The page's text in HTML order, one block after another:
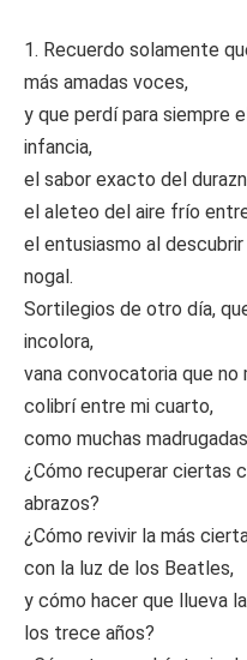
1. Recuerdo solamente
más amadas voces,
y que perdí para siempre
infancia,
el sabor exacto del
el aleteo del aire frío
el entusiasmo al
nogal.
Sortilegios de otro día,
incolora,
vana convocatoria que
colibrí entre mi cuarto,
como muchas
¿Cómo recuperar ciertas
abrazos?
¿Cómo revivir la más
con la luz de los Beatles,
y cómo hacer que llueva
los trece años?